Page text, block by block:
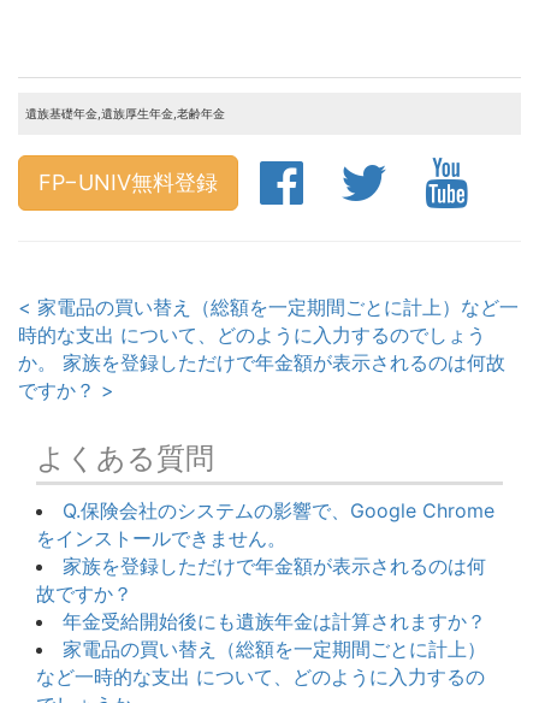
遺族基礎年金,遺族厚生年金,老齢年金
FP−UNIV無料登録
< 家電品の買い替え（総額を一定期間ごとに計上）など一
時的な支出 について、どのように入力するのでしょう
か。
家族を登録しただけで年金額が表示されるのは何故
ですか？ >
よくある質問
Q.保険会社のシステムの影響で、Google Chrome
をインストールできません。
家族を登録しただけで年金額が表示されるのは何
故ですか？
年金受給開始後にも遺族年金は計算されますか？
家電品の買い替え（総額を一定期間ごとに計上）
など一時的な支出 について、どのように入力するの